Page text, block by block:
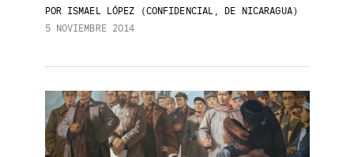
PORISMAEL LÓPEZ (CONFIDENCIAL, DE NICARAGUA)
5 NOVIEMBRE 2014